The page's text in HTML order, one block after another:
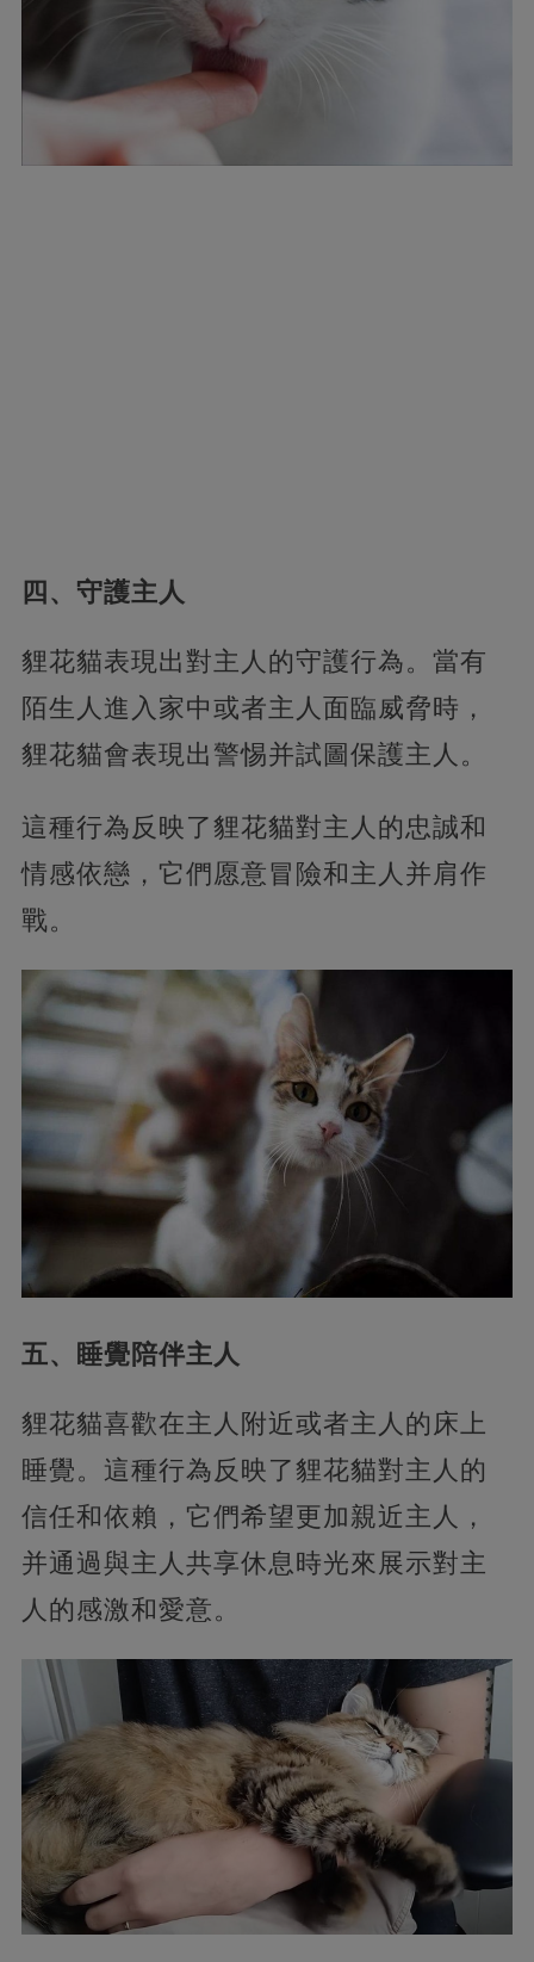
四、守護主人
貍花貓表現出對主人的守護行為。當有
陌生人進入家中或者主人面臨威脅時，
貍花貓會表現出警惕并試圖保護主人。
這種行為反映了貍花貓對主人的忠誠和
情感依戀，它們愿意冒險和主人并肩作
戰。
五、睡覺陪伴主人
貍花貓喜歡在主人附近或者主人的床上
睡覺。這種行為反映了貍花貓對主人的
信任和依賴，它們希望更加親近主人，
并通過與主人共享休息時光來展示對主
人的感激和愛意。